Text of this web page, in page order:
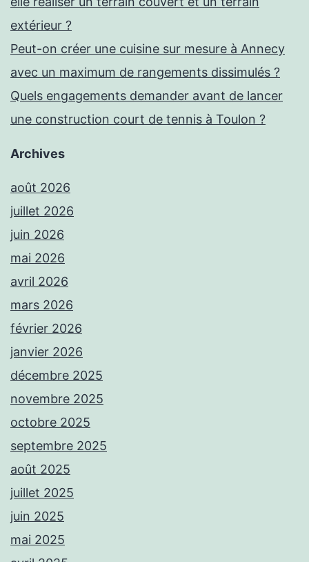
extérieur ?
Peut-on créer une cuisine sur mesure à Annecy
avec un maximum de rangements dissimulés ?
Quels engagements demander avant de lancer
une construction court de tennis à Toulon ?
Archives
août 2026
juillet 2026
juin 2026
mai 2026
avril 2026
mars 2026
février 2026
janvier 2026
décembre 2025
novembre 2025
octobre 2025
septembre 2025
août 2025
juillet 2025
juin 2025
mai 2025